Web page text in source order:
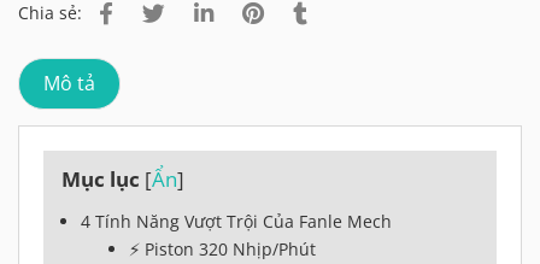
Chia sẻ:
Mô tả
Mục lục [Ẩn]
4 Tính Năng Vượt Trội Của Fanle Mech
⚡ Piston 320 Nhịp/Phút